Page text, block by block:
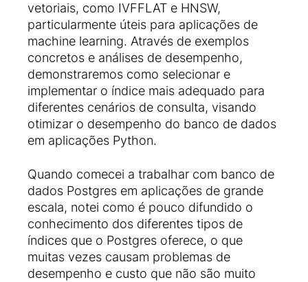
vetoriais, como IVFFLAT e HNSW,
particularmente úteis para aplicações de
machine learning. Através de exemplos
concretos e análises de desempenho,
demonstraremos como selecionar e
implementar o índice mais adequado para
diferentes cenários de consulta, visando
otimizar o desempenho do banco de dados
em aplicações Python.
Quando comecei a trabalhar com banco de
dados Postgres em aplicações de grande
escala, notei como é pouco difundido o
conhecimento dos diferentes tipos de
índices que o Postgres oferece, o que
muitas vezes causam problemas de
desempenho e custo que não são muito